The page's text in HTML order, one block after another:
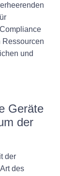
Ressourcen
und
Geräte
der
der
des